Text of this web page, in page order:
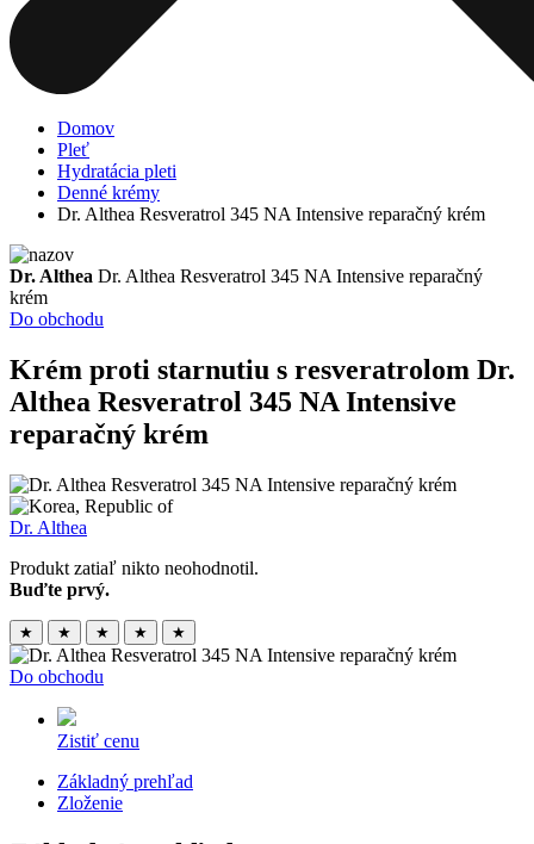
Domov
Pleť
Hydratácia pleti
Denné krémy
Dr. Althea Resveratrol 345 NA Intensive reparačný krém
Dr. Althea Dr. Althea Resveratrol 345 NA Intensive reparačný
krém
Do obchodu
Krém proti starnutiu s resveratrolom Dr.
Althea Resveratrol 345 NA Intensive
reparačný krém
Dr. Althea
Produkt zatiaľ nikto neohodnotil.
Buďte prvý.
★ ★ ★ ★ ★
Do obchodu
Zistiť cenu
Základný prehľad
Zloženie